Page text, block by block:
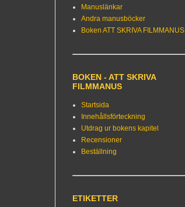
Manuslänkar
Andra manusböcker
Boken ATT SKRIVA FILMMANUS
BOKEN - ATT SKRIVA
FILMMANUS
Startsida
Innehållsförteckning
Utdrag ur bokens kapitel
Recensioner
Beställning
ETIKETTER